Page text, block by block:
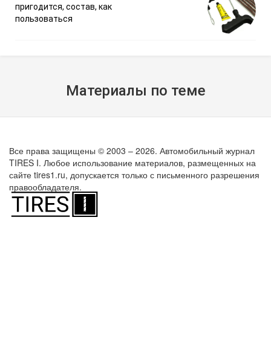
пригодится, состав, как
пользоваться
Материалы по теме
Все права защищены © 2003 – 2026. Автомобильный журнал
TIRES I. Любое использование материалов, размещенных на
сайте tires1.ru, допускается только с письменного разрешения
правообладателя.